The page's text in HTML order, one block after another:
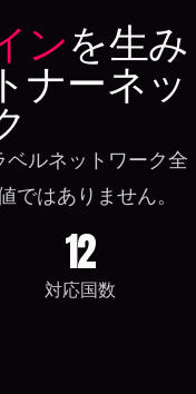
ンを生み
ナーネッ
ルネットワーク全
はありません。
12
対応国数